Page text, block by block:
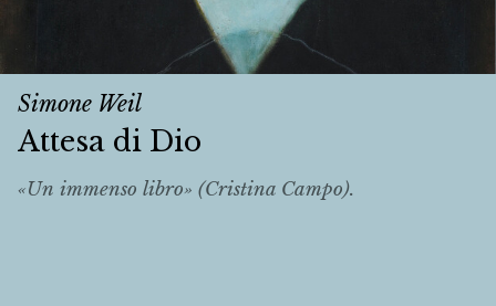
Simone Weil
Attesa di Dio
«Un immenso libro» (Cristina Campo).